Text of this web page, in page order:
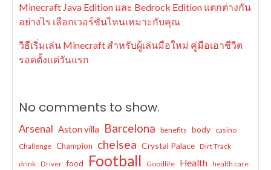
Minecraft Java Edition และ Bedrock Edition แตกต่างกัน
อย่างไร เลือกเวอร์ชันไหนเหมาะกับคุณ
วิธีเริ่มเล่น Minecraft สำหรับผู้เล่นมือใหม่ คู่มือเอาชีวิต
รอดตั้งแต่วันแรก
No comments to show.
Arsenal Aston villa Barcelona benefits body casino
Challenge Champion chelsea Crystal Palace Dirt Track
drink Driver food Football Goodlife Health health care